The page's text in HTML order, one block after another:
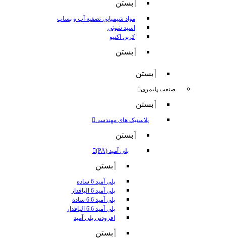
بستن
مواد شیمیایی تصفیه آب و پساب
اسید شوئی
کربن اکتیو
بستن
بستن
صنعت پلیمری
بستن
پلاستیک های مهندسی
بستن
پلی آمید (PA)
بستن
پلی آمید 6 ساده
پلی آمید 6 الیافدار
پلی آمید 6.6 ساده
پلی آمید 6.6 الیافدار
افزودنی پلی آمید
بستن